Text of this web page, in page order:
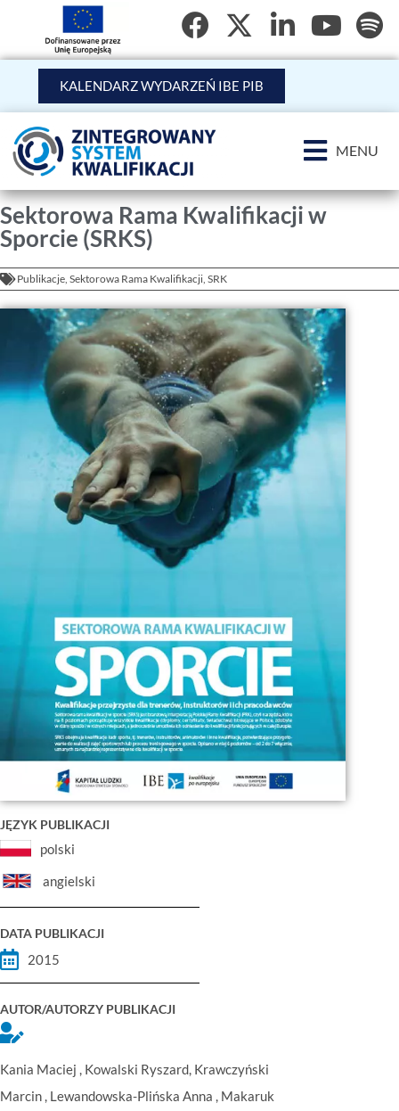
KALENDARZ WYDARZEŃ IBE PIB
MENU
Sektorowa Rama Kwalifikacji w
Sporcie (SRKS)
Publikacje Sektorowa Rama Kwalifikacji SRK
JĘZYK PUBLIKACJI
polski
angielski
DATA PUBLIKACJI
2015
AUTOR/AUTORZY PUBLIKACJI
Kania Maciej , Kowalski Ryszard, Krawczyński
Marcin , Lewandowska-Plińska Anna , Makaruk